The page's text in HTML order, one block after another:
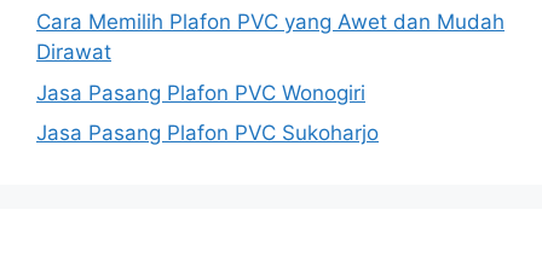
Cara Memilih Plafon PVC yang Awet dan Mudah
Dirawat
Jasa Pasang Plafon PVC Wonogiri
Jasa Pasang Plafon PVC Sukoharjo